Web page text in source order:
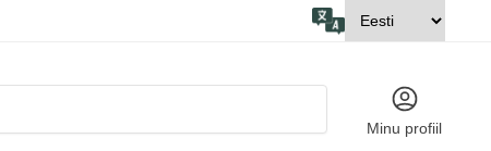
Minu profiil